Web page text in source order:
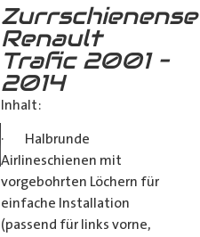
Renault
Trafic 2001 –
2014
Inhalt:
· Halbrunde
Airlineschienen mit
vorgebohrten Löchern für
einfache Installation
(passend für links vorne,